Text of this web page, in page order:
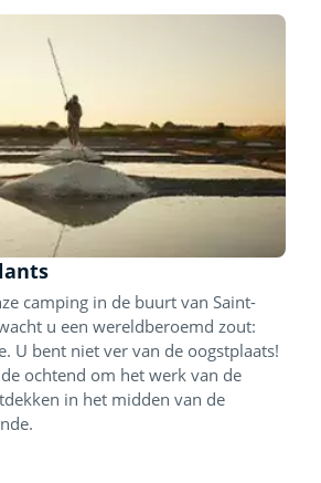
camping in de buurt van Saint-
u een wereldberoemd zout:
U bent niet ver van de oogstplaats!
ochtend om het werk van de
in het midden van de